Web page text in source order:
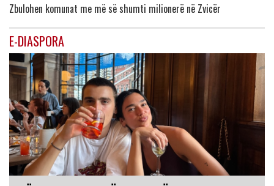
Zbulohen komunat me më së shumti milionerë në Zvicër
E-DIASPORA